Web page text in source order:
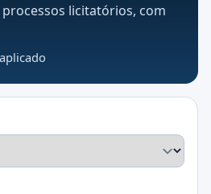
licitatórios, com